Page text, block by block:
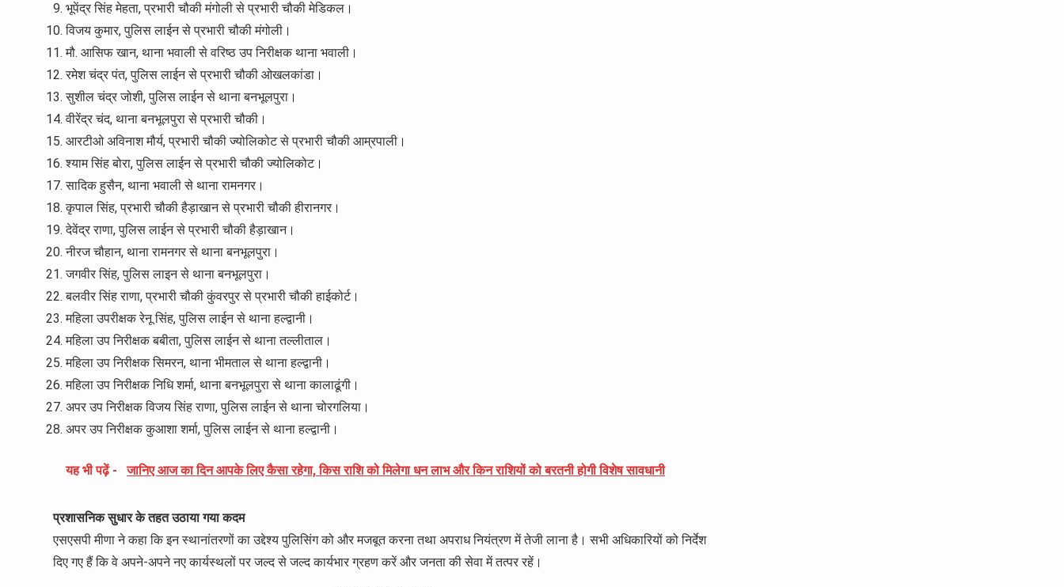
भूपेंद्र सिंह मेहता, प्रभारी चौकी मंगोली से प्रभारी चौकी मेडिकल।
विजय कुमार, पुलिस लाईन से प्रभारी चौकी मंगोली।
मौ. आसिफ खान, थाना भवाली से वरिष्ठ उप निरीक्षक थाना भवाली।
रमेश चंद्र पंत, पुलिस लाईन से प्रभारी चौकी ओखलकांडा।
सुशील चंद्र जोशी, पुलिस लाईन से थाना बनभूलपुरा।
वीरेंद्र चंद, थाना बनभूलपुरा से प्रभारी चौकी।
आरटीओ अविनाश मौर्य, प्रभारी चौकी ज्योलिकोट से प्रभारी चौकी आम्रपाली।
श्याम सिंह बोरा, पुलिस लाईन से प्रभारी चौकी ज्योलिकोट।
सादिक हुसैन, थाना भवाली से थाना रामनगर।
कृपाल सिंह, प्रभारी चौकी हैड़ाखान से प्रभारी चौकी हीरानगर।
देवेंद्र राणा, पुलिस लाईन से प्रभारी चौकी हैड़ाखान।
नीरज चौहान, थाना रामनगर से थाना बनभूलपुरा।
जगवीर सिंह, पुलिस लाइन से थाना बनभूलपुरा।
बलवीर सिंह राणा, प्रभारी चौकी कुंवरपुर से प्रभारी चौकी हाईकोर्ट।
महिला उपरीक्षक रेनू सिंह, पुलिस लाईन से थाना हल्द्वानी।
महिला उप निरीक्षक बबीता, पुलिस लाईन से थाना तल्लीताल।
महिला उप निरीक्षक सिमरन, थाना भीमताल से थाना हल्द्वानी।
महिला उप निरीक्षक निधि शर्मा, थाना बनभूलपुरा से थाना कालाढूंगी।
अपर उप निरीक्षक विजय सिंह राणा, पुलिस लाईन से थाना चोरगलिया।
अपर उप निरीक्षक कुआशा शर्मा, पुलिस लाईन से थाना हल्द्वानी।
यह भी पढ़ें - जानिए आज का दिन आपके लिए कैसा रहेगा, किस राशि को मिलेगा धन लाभ और किन राशियों को बरतनी होगी विशेष सावधानी
प्रशासनिक सुधार के तहत उठाया गया कदम
एसएसपी मीणा ने कहा कि इन स्थानांतरणों का उद्देश्य पुलिसिंग को और मजबूत करना तथा अपराध नियंत्रण में तेजी लाना है। सभी अधिकारियों को निर्देश
दिए गए हैं कि वे अपने-अपने नए कार्यस्थलों पर जल्द से जल्द कार्यभार ग्रहण करें और जनता की सेवा में तत्पर रहें।